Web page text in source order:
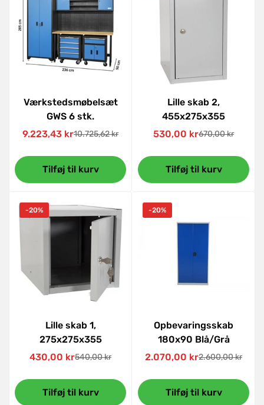
Værkstedsmøbelsæt
GWS 6 stk.
Udsalgspris
9.223,43 krNormal
10.725,62 kr
Tilføj til kurv
Lille skab 2,
455x275x355
Udsalgspris
530,00 krNormal
670,00 kr
Tilføj til kurv
-20%
Lille skab 1,
275x275x355
Udsalgspris
430,00 krNormal
540,00 kr
Tilføj til kurv
-20%
Opbevaringsskab
180x90 Blå/Grå
Udsalgspris
2.070,00 krNormal
2.600,00 kr
Tilføj til kurv